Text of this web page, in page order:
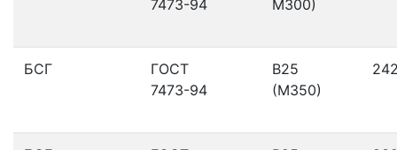
7473-94 М300)
БСГ
ГОСТ
7473-94
В25
(М350)